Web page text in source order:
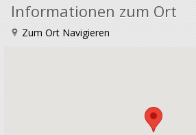
Informationen zum Ort
Zum Ort Navigieren